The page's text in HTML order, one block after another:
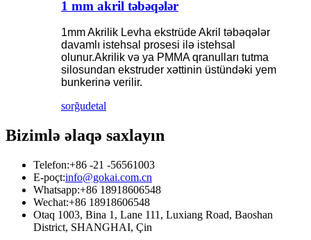
1 mm akril təbəqələr
1mm Akrilik Levha ekstrüde Akril təbəqələr
davamlı istehsal prosesi ilə istehsal
olunur.Akrilik və ya PMMA qranulları tutma
silosundan ekstruder xəttinin üstündəki yem
bunkerinə verilir.
sorğudetal
Bizimlə əlaqə saxlayın
Telefon:+86 -21 -56561003
E-poçt:info@gokai.com.cn
Whatsapp:+86 18918606548
Wechat:+86 18918606548
Otaq 1003, Bina 1, Lane 111, Luxiang Road, Baoshan
District, SHANGHAI, Çin